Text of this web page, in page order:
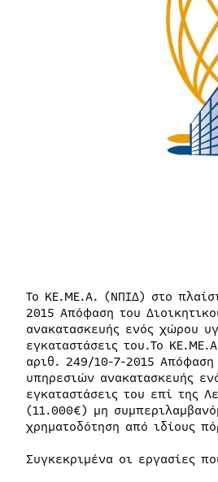
Το KE.ME.A. (ΝΠΙΔ) στο
2015 Απόφαση του
ανακατασκευής ενός χώρου
εγκαταστάσεις του.Το
αριθ. 249/10-7-2015 Απόφαση
υπηρεσιών ανακατασκευής
εγκαταστάσεις του επί της
(11.000€) μη
χρηματοδότηση από ιδίους
Συγκεκριμένα οι εργασίες